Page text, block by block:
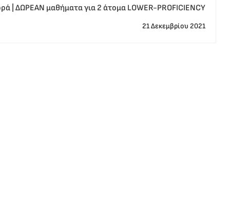
| ΔΩΡΕΑΝ μαθήματα για 2 άτομα LOWER-PROFICIENCY
21 Δεκεμβρίου 2021